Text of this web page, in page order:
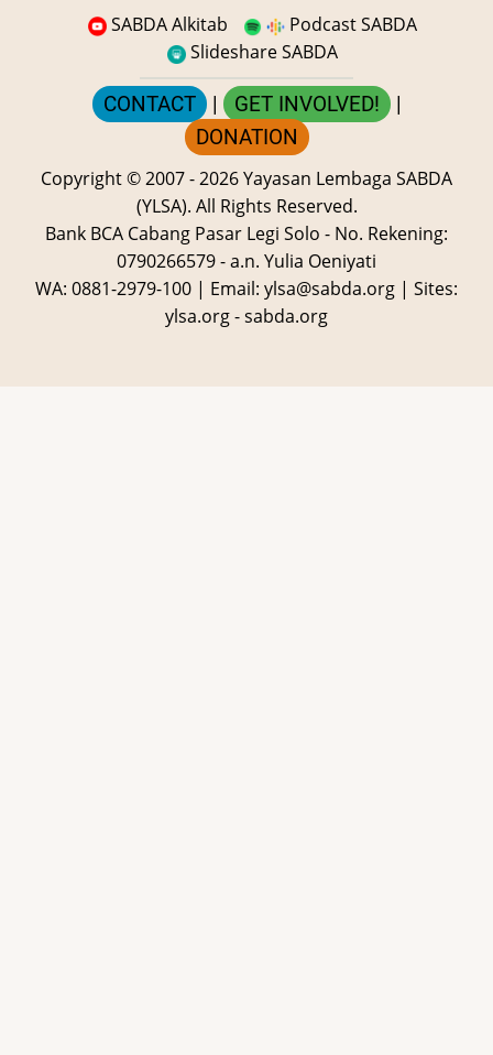
SABDA Alkitab
Podcast SABDA
Slideshare SABDA
CONTACT | GET INVOLVED! |
DONATION
Copyright© 2007 -2026Yayasan Lembaga SABDA
(YLSA). All Rights Reserved.
Bank BCA Cabang Pasar Legi Solo - No. Rekening:
0790266579 - a.n. Yulia Oeniyati
WA: 0881-2979-100 | Email: ylsa@sabda.org | Sites:
ylsa.org-sabda.org